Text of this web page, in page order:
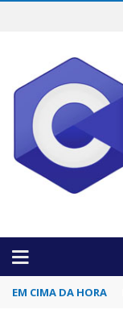
EM CIMA DA HORA